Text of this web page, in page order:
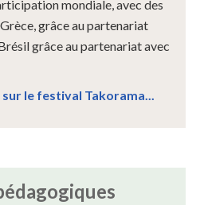
mondiale, avec des
grâce au partenariat
grâce au partenariat avec
le festival Takorama...